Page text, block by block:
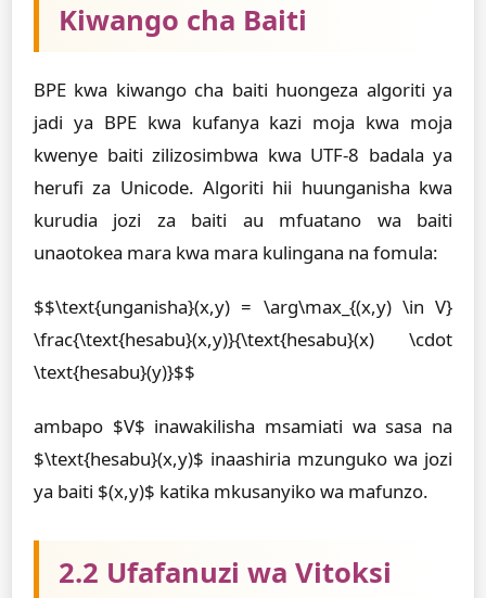
Kiwango cha Baiti
BPE kwa kiwango cha baiti huongeza algoriti ya
jadi ya BPE kwa kufanya kazi moja kwa moja
kwenye baiti zilizosimbwa kwa UTF-8 badala ya
herufi za Unicode. Algoriti hii huunganisha kwa
kurudia jozi za baiti au mfuatano wa baiti
unaotokea mara kwa mara kulingana na fomula:
$$\text{unganisha}(x,y) = \arg\max_{(x,y) \in V}
\frac{\text{hesabu}(x,y)}{\text{hesabu}(x) \cdot
\text{hesabu}(y)}$$
ambapo $V$ inawakilisha msamiati wa sasa na
$\text{hesabu}(x,y)$ inaashiria mzunguko wa jozi
ya baiti $(x,y)$ katika mkusanyiko wa mafunzo.
2.2 Ufafanuzi wa Vitoksi